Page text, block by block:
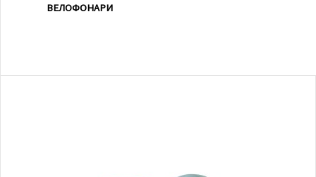
ВЕЛОФОНАРИ